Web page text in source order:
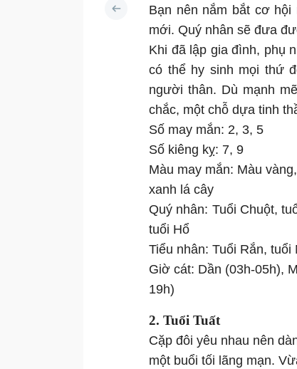
Bạn nên nắm bắt cơ
mới. Quý nhân sẽ đưa
Khi đã lập gia đình, phụ
có thể hy sinh mọi thứ
người thân. Dù mạnh
chắc, một chỗ dựa tinh
Số may mắn: 2, 3, 5
Số kiêng kỵ: 7, 9
Màu may mắn: Màu
xanh lá cây
Quý nhân: Tuổi Chuột,
tuổi Hổ
Tiểu nhân: Tuổi Rắn, tuổi
Giờ cát: Dần (03h-05h),
19h)
2. Tuổi Tuất
Cặp đôi yêu nhau nên
một buổi tối lãng mạn.